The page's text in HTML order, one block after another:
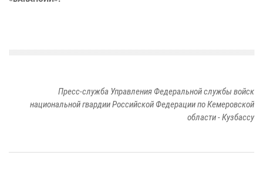
Пресс-служба Управления Федеральной службы войск
национальной гвардии Российской Федерации по Кемеровской
области - Кузбассу